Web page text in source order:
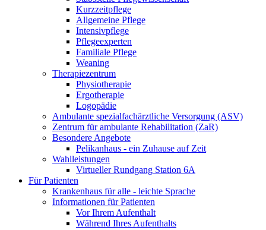
Kurzzeitpflege
Allgemeine Pflege
Intensivpflege
Pflegeexperten
Familiale Pflege
Weaning
Therapiezentrum
Physiotherapie
Ergotherapie
Logopädie
Ambulante spezialfachärztliche Versorgung (ASV)
Zentrum für ambulante Rehabilitation (ZaR)
Besondere Angebote
Pelikanhaus - ein Zuhause auf Zeit
Wahlleistungen
Virtueller Rundgang Station 6A
Für Patienten
Krankenhaus für alle - leichte Sprache
Informationen für Patienten
Vor Ihrem Aufenthalt
Während Ihres Aufenthalts